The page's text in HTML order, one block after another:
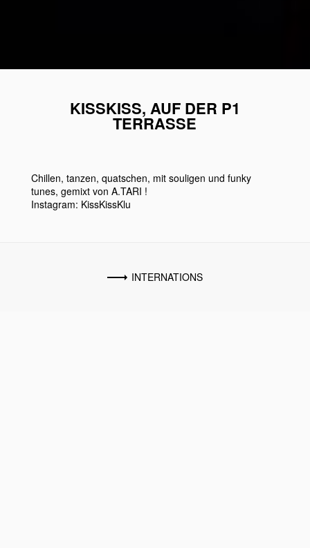
KISSKISS, AUF DER P1
TERRASSE
Chillen, tanzen, quatschen, mit souligen und funky
tunes, gemixt von A.TARI !
Instagram: KissKissKlu
INTERNATIONS